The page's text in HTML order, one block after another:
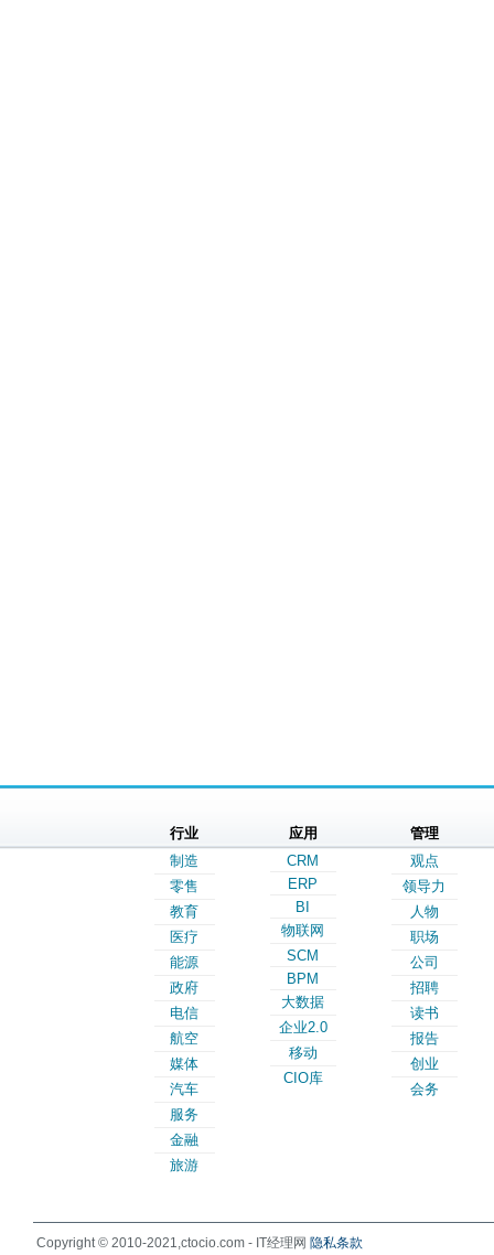
行业
制造
零售
教育
医疗
能源
政府
电信
航空
媒体
汽车
服务
金融
旅游
应用
CRM
ERP
BI
物联网
SCM
BPM
大数据
企业2.0
移动
CIO库
管理
观点
领导力
人物
职场
公司
招聘
读书
报告
创业
会务
Copyright © 2010-2021,ctocio.com - IT经理网 隐私条款